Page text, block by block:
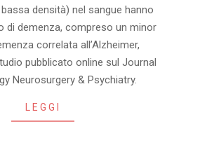
densità) nel sangue hanno
di demenza, compreso un minor
correlata all’Alzheimer,
pubblicato online sul Journal
Neurosurgery & Psychiatry.
LEGGI